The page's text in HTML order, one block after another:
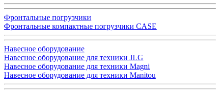
Фронтальные погрузчики
Фронтальные компактные погрузчики CASE
Навесное оборудование
Навесное оборудование для техники JLG
Навесное оборудование для техники Magni
Навесное оборудование для техники Manitou